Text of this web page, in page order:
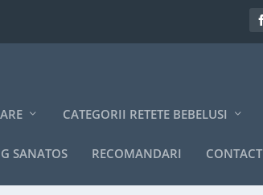
CATEGORII RETETE BEBELUSI
SANATOS RECOMANDARI CONTACT